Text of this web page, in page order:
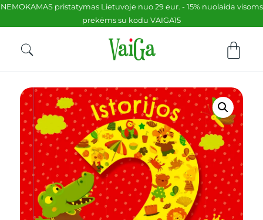
NEMOKAMAS pristatymas Lietuvoje nuo 29 eur. - 15% nuolaida visoms
prekėms su kodu VAIGA15